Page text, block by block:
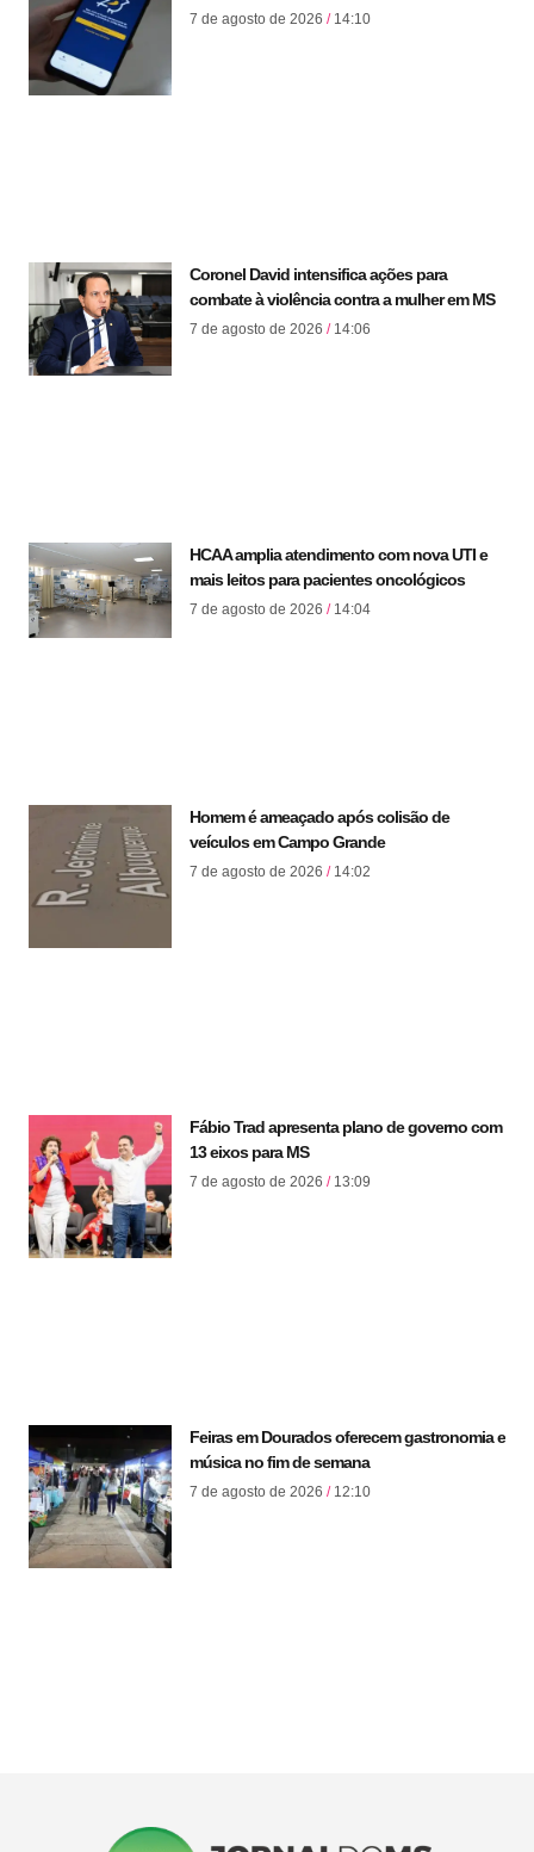
7 de agosto de 2026 14:10
Coronel David intensifica ações para
combate à violência contra a mulher em MS
7 de agosto de 2026 14:06
HCAA amplia atendimento com nova UTI e
mais leitos para pacientes oncológicos
7 de agosto de 2026 14:04
Homem é ameaçado após colisão de
veículos em Campo Grande
7 de agosto de 2026 14:02
Fábio Trad apresenta plano de governo com
13 eixos para MS
7 de agosto de 2026 13:09
Feiras em Dourados oferecem gastronomia e
música no fim de semana
7 de agosto de 2026 12:10